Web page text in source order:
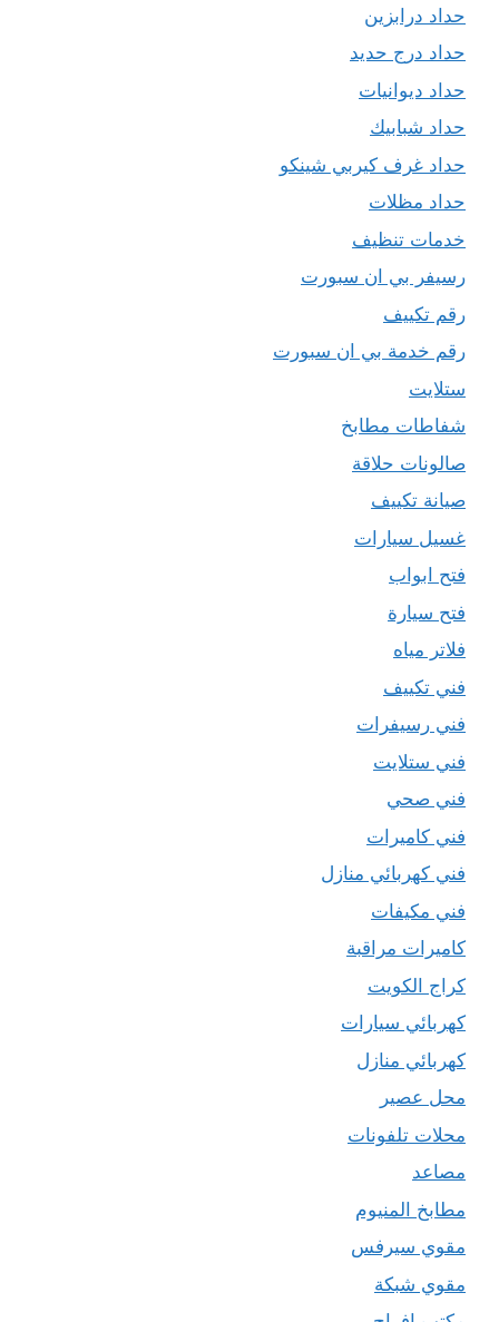
حداد درابزين
حداد درج حديد
حداد ديوانيات
حداد شبابيك
حداد غرف كيربي شينكو
حداد مظلات
خدمات تنظيف
رسيفر بي ان سبورت
رقم تكييف
رقم خدمة بي ان سبورت
ستلايت
شفاطات مطابخ
صالونات حلاقة
صيانة تكييف
غسيل سيارات
فتح ابواب
فتح سيارة
فلاتر مياه
فني تكييف
فني رسيفرات
فني ستلايت
فني صحي
فني كاميرات
فني كهربائي منازل
فني مكيفات
كاميرات مراقبة
كراج الكويت
كهربائي سيارات
كهربائي منازل
محل عصير
محلات تلفونات
مصاعد
مطابخ المنيوم
مقوي سيرفس
مقوي شبكة